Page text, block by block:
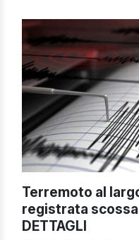
nazionalità tunisina,
Terremoto al
registrata
DETTAGLI